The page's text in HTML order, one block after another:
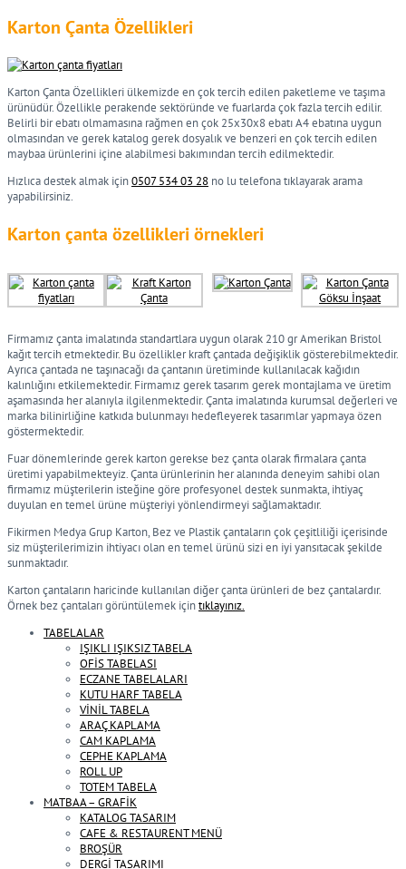
Karton Çanta Özellikleri
Karton Çanta Özellikleri ülkemizde en çok tercih edilen paketleme ve taşıma
ürünüdür. Özellikle perakende sektöründe ve fuarlarda çok fazla tercih edilir.
Belirli bir ebatı olmamasına rağmen en çok 25x30x8 ebatı A4 ebatına uygun
olmasından ve gerek katalog gerek dosyalık ve benzeri en çok tercih edilen
maybaa ürünlerini içine alabilmesi bakımından tercih edilmektedir.
Hızlıca destek almak için0507 534 03 28 no lu telefona tıklayarak arama
yapabilirsiniz.
Karton çanta özellikleri örnekleri
Firmamız çanta imalatında standartlara uygun olarak 210 gr Amerikan Bristol
kağıt tercih etmektedir. Bu özellikler kraft çantada değişiklik gösterebilmektedir.
Ayrıca çantada ne taşınacağı da çantanın üretiminde kullanılacak kağıdın
kalınlığını etkilemektedir. Firmamız gerek tasarım gerek montajlama ve üretim
aşamasında her alanıyla ilgilenmektedir. Çanta imalatında kurumsal değerleri ve
marka bilinirliğine katkıda bulunmayı hedefleyerek tasarımlar yapmaya özen
göstermektedir.
Fuar dönemlerinde gerek karton gerekse bez çanta olarak firmalara çanta
üretimi yapabilmekteyiz. Çanta ürünlerinin her alanında deneyim sahibi olan
firmamız müşterilerin isteğine göre profesyonel destek sunmakta, ihtiyaç
duyulan en temel ürüne müşteriyi yönlendirmeyi sağlamaktadır.
Fikirmen Medya Grup Karton, Bez ve Plastik çantaların çok çeşitliliği içerisinde
siz müşterilerimizin ihtiyacı olan en temel ürünü sizi en iyi yansıtacak şekilde
sunmaktadır.
Karton çantaların haricinde kullanılan diğer çanta ürünleri de bez çantalardır.
Örnek bez çantaları görüntülemek içintıklayınız.
TABELALAR
IŞIKLI IŞIKSIZ TABELA
OFİS TABELASI
ECZANE TABELALARI
KUTU HARF TABELA
VİNİL TABELA
ARAÇ KAPLAMA
CAM KAPLAMA
CEPHE KAPLAMA
ROLL UP
TOTEM TABELA
MATBAA – GRAFİK
KATALOG TASARIM
CAFE & RESTAURENT MENÜ
BROŞÜR
DERGİ TASARIMI